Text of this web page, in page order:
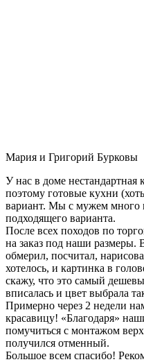
Мария и Григорий Бурковы
У нас в доме нестандартная
поэтому готовые кухни
вариант. Мы с мужем много
подходящего варианта.
После всех походов по
на заказ под наши размеры.
обмерил, посчитал,
хотелось, и картинка в
скажу, что это самый
вписалась и цвет выбрала
Примерно через 2 недели
красавицу! «Благодаря»
помучиться с монтажом
получился отменный.
Большое всем спасибо!